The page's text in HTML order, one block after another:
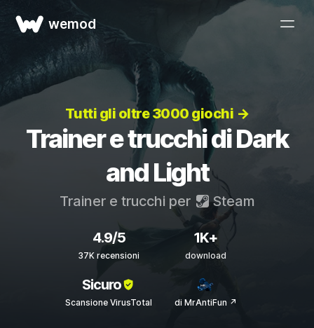
wemod
Tutti gli oltre 3000 giochi →
Trainer e trucchi di Dark
and Light
Trainer e trucchi per Steam
4.9/5
37K recensioni
1K+
download
Sicuro
Scansione VirusTotal di MrAntiFun ↗